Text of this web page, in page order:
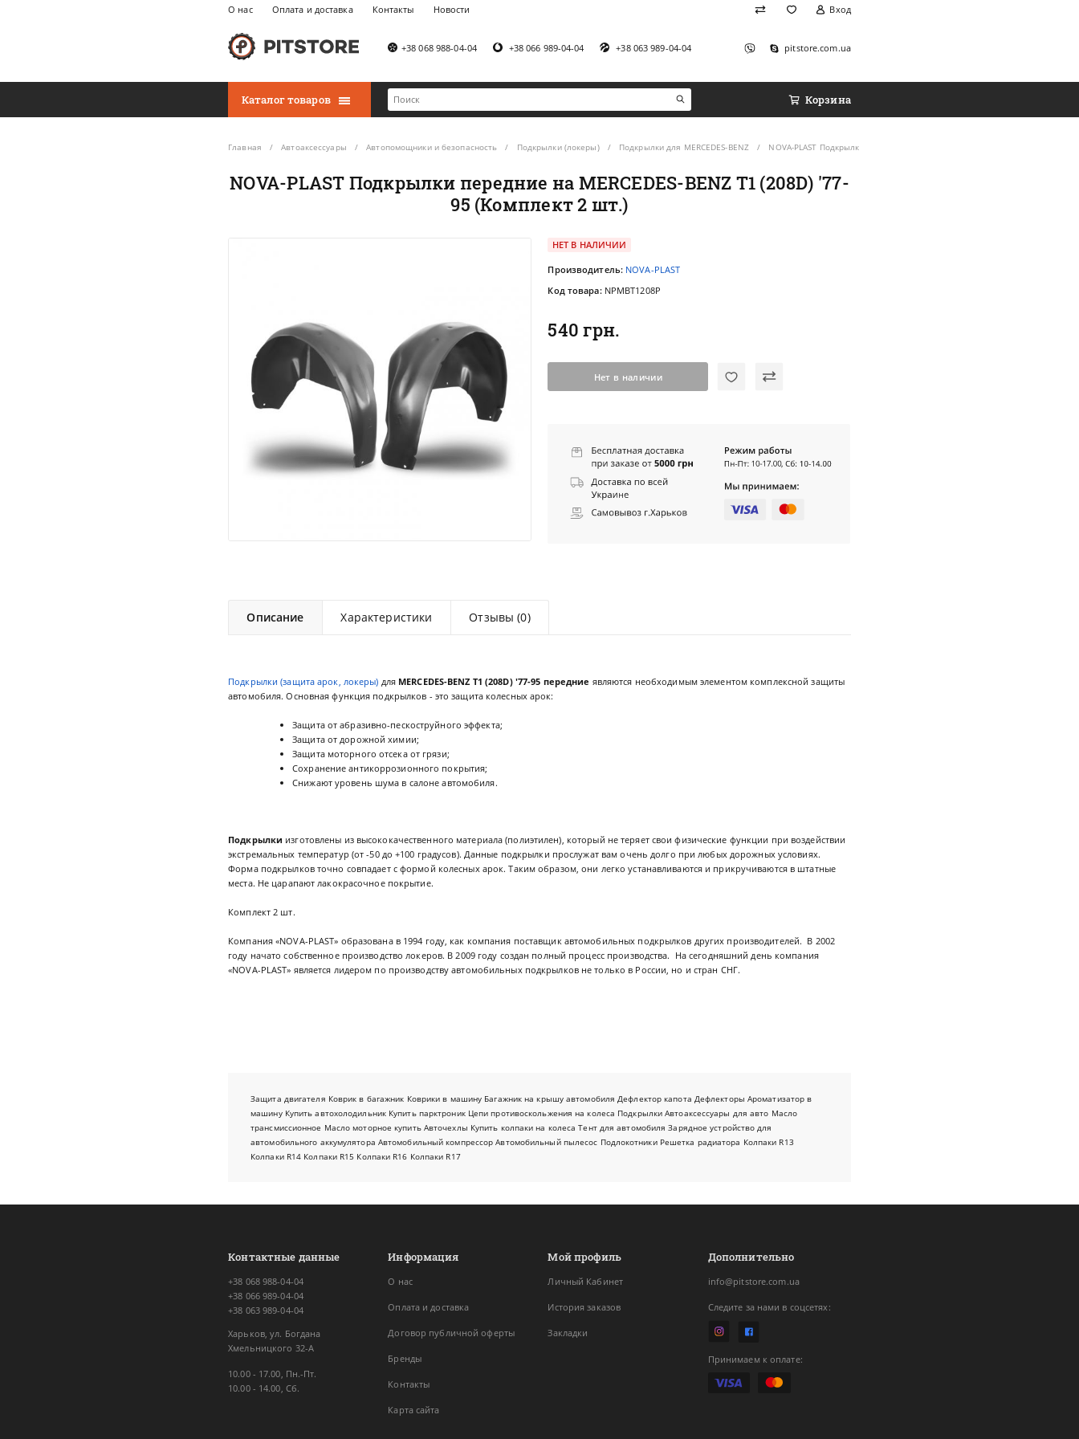
О нас Оплата и доставка Контакты Новости Вход
+38 068 988-04-04 +38 066 989-04-04 +38 063 989-04-04 pitstore.com.ua
Каталог товаров Корзина
Главная Автоаксессуары Автопомощники и безопасность Подкрылки (локеры) Подкрылки для MERCEDES-BENZ NOVA-PLAST Подкрылки передние на MERCEDES-BENZ T1 (208D) '77-95
NOVA-PLAST Подкрылки передние на MERCEDES-BENZ T1 (208D) '77-
95 (Комплект 2 шт.)
НЕТ В НАЛИЧИИ
Производитель: NOVA-PLAST
Код товара: NPMBT1208P
540 грн.
Нет в наличии
Описание Характеристики Отзывы (0)
Подкрылки (защита арок, локеры) для MERCEDES-BENZ T1 (208D) '77-95 передние являются необходимым элементом комплексной защиты
автомобиля. Основная функция подкрылков - это защита колесных арок:
Защита от абразивно-пескоструйного эффекта;
Защита от дорожной химии;
Защита моторного отсека от грязи;
Сохранение антикоррозионного покрытия;
Снижают уровень шума в салоне автомобиля.
Подкрылки изготовлены из высококачественного материала (полиэтилен), который не теряет свои физические функции при воздействии
экстремальных температур (от -50 до +100 градусов). Данные подкрылки прослужат вам очень долго при любых дорожных условиях.
Форма подкрылков точно совпадает с формой колесных арок. Таким образом, они легко устанавливаются и прикручиваются в штатные
места. Не царапают лакокрасочное покрытие.
Комплект 2 шт.
Компания «NOVA-PLAST» образована в 1994 году, как компания поставщик автомобильных подкрылков других производителей. В 2002
году начато собственное производство локеров. В 2009 году создан полный процесс производства. На сегодняшний день компания
«NOVA-PLAST» является лидером по производству автомобильных подкрылков не только в России, но и стран СНГ.
Защита двигателя Коврик в багажник Коврики в машину Багажник на крышу автомобиля Дефлектор капота Дефлекторы Ароматизатор в
машину Купить автохолодильник Купить парктроник Цепи противоскольжения на колеса Подкрылки Автоаксессуары для авто Масло
трансмиссионное Масло моторное купить Авточехлы Купить колпаки на колеса Тент для автомобиля Зарядное устройство для
автомобильного аккумулятора Автомобильный компрессор Автомобильный пылесос Подлокотники Решетка радиатора Колпаки R13
Колпаки R14 Колпаки R15 Колпаки R16 Колпаки R17
Контактные данные
+38 068 988-04-04
+38 066 989-04-04
+38 063 989-04-04
Харьков, ул. Богдана
Хмельницкого 32-А
10.00 - 17.00, Пн.-Пт.
10.00 - 14.00, Сб.
Информация
О нас
Оплата и доставка
Договор публичной оферты
Бренды
Контакты
Карта сайта
Мой профиль
Личный Кабинет
История заказов
Закладки
Дополнительно
info@pitstore.com.ua
Следите за нами в соцсетях:
Принимаем к оплате: